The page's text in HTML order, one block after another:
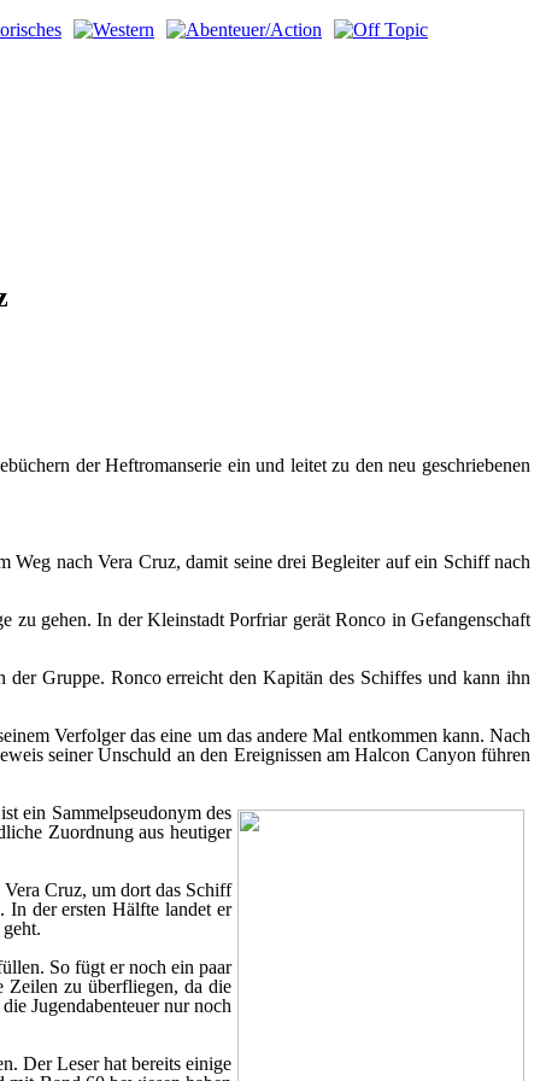
der Heftromanserie ein und leitet zu den neu geschriebenen
Weg nach Vera Cruz, damit seine drei Begleiter auf ein Schiff nach
zu gehen. In der Kleinstadt Porfriar gerät Ronco in Gefangenschaft
Gruppe. Ronco erreicht den Kapitän des Schiffes und kann ihn
Verfolger das eine um das andere Mal entkommen kann. Nach
seiner Unschuld an den Ereignissen am Halcon Canyon führen
ein Sammelpseudonym des
Zuordnung aus heutiger
Cruz, um dort das Schiff
In der ersten Hälfte landet er
So fügt er noch ein paar
Zeilen zu überfliegen, da die
Jugendabenteuer nur noch
Der Leser hat bereits einige